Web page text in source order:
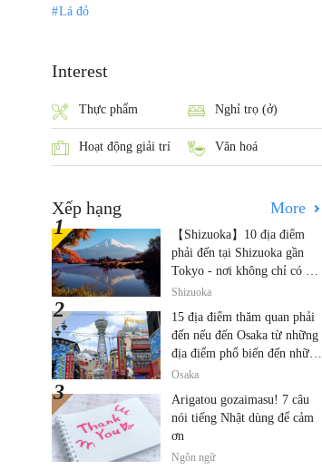
Lá đỏ
Interest
Thực phẩm Nghỉ trọ (ở)
Hoạt động giải trí Văn hoá
Xếp hạng More
【Shizuoka】10 địa điểm
phải đến tại Shizuoka gần
Tokyo - nơi không chỉ có núi
Phú Sĩ và trà!
Shizuoka
15 địa điểm thăm quan phải
đến nếu đến Osaka từ những
địa điểm phổ biến đến những
địa điểm ít được biết đến
Osaka
Arigatou gozaimasu! 7 câu
nói tiếng Nhật dùng để cảm
ơn
Ngôn ngữ